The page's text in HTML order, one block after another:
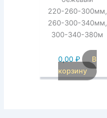
220-260-300мм,
260-300-340мм,
300-340-380м
0,00 ₽
В
корзину